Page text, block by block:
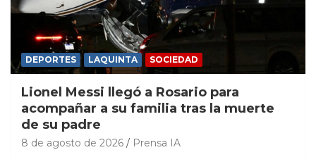
DEPORTES LAQUINTA SOCIEDAD
Lionel Messi llegó a Rosario para
acompañar a su familia tras la muerte
de su padre
8 de agosto de 2026 Prensa IA